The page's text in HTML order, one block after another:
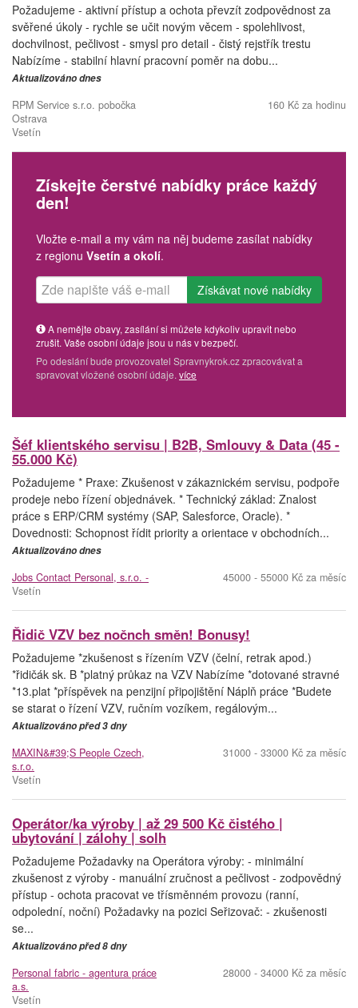
Požadujeme - aktivní přístup a ochota převzít zodpovědnost za
svěřené úkoly - rychle se učit novým věcem - spolehlivost,
dochvilnost, pečlivost - smysl pro detail - čistý rejstřík trestu
Nabízíme - stabilní hlavní pracovní poměr na dobu...
Aktualizováno dnes
RPM Service s.r.o. pobočka
Ostrava
Vsetín
160 Kč za hodinu
Získejte čerstvé nabídky práce každý
den!
Vložte e-mail a my vám na něj budeme zasílat nabídky
z regionu Vsetín a okolí.
A nemějte obavy, zasílání si můžete kdykoliv upravit nebo
zrušit. Vaše osobní údaje jsou u nás v bezpečí.
Po odeslání bude provozovatel Spravnykrok.cz zpracovávat a
spravovat vložené osobní údaje. více
Šéf klientského servisu | B2B, Smlouvy & Data (45 -
55.000 Kč)
Požadujeme * Praxe: Zkušenost v zákaznickém servisu, podpoře
prodeje nebo řízení objednávek. * Technický základ: Znalost
práce s ERP/CRM systémy (SAP, Salesforce, Oracle). *
Dovednosti: Schopnost řídit priority a orientace v obchodních...
Aktualizováno dnes
Jobs Contact Personal, s.r.o. -
Vsetín
45000 - 55000 Kč za měsíc
Řidič VZV bez nočnch směn! Bonusy!
Požadujeme *zkušenost s řízením VZV (čelní, retrak apod.)
*řidičák sk. B *platný průkaz na VZV Nabízíme *dotované stravné
*13.plat *příspěvek na penzijní připojištění Náplň práce *Budete
se starat o řízení VZV, ručním vozíkem, regálovým...
Aktualizováno před 3 dny
MAXIN&#39;S People Czech,
s.r.o.
Vsetín
31000 - 33000 Kč za měsíc
Operátor/ka výroby | až 29 500 Kč čistého |
ubytování | zálohy | solh
Požadujeme Požadavky na Operátora výroby: - minimální
zkušenost z výroby - manuální zručnost a pečlivost - zodpovědný
přístup - ochota pracovat ve třísměnném provozu (ranní,
odpolední, noční) Požadavky na pozici Seřizovač: - zkušenosti
se...
Aktualizováno před 8 dny
Personal fabric - agentura práce
a.s.
Vsetín
28000 - 34000 Kč za měsíc